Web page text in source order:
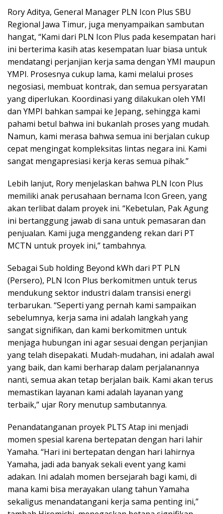
Rory Aditya, General Manager PLN Icon Plus SBU
Regional Jawa Timur, juga menyampaikan sambutan
hangat, “Kami dari PLN Icon Plus pada kesempatan hari
ini berterima kasih atas kesempatan luar biasa untuk
mendatangi perjanjian kerja sama dengan YMI maupun
YMPI. Prosesnya cukup lama, kami melalui proses
negosiasi, membuat kontrak, dan semua persyaratan
yang diperlukan. Koordinasi yang dilakukan oleh YMI
dan YMPI bahkan sampai ke Jepang, sehingga kami
pahami betul bahwa ini bukanlah proses yang mudah.
Namun, kami merasa bahwa semua ini berjalan cukup
cepat mengingat kompleksitas lintas negara ini. Kami
sangat mengapresiasi kerja keras semua pihak.”
Lebih lanjut, Rory menjelaskan bahwa PLN Icon Plus
memiliki anak perusahaan bernama Icon Green, yang
akan terlibat dalam proyek ini. “Kebetulan, Pak Agung
ini bertanggung jawab di sana untuk pemasaran dan
penjualan. Kami juga menggandeng rekan dari PT
MCTN untuk proyek ini,” tambahnya.
Sebagai Sub holding Beyond kWh dari PT PLN
(Persero), PLN Icon Plus berkomitmen untuk terus
mendukung sektor industri dalam transisi energi
terbarukan. “Seperti yang pernah kami sampaikan
sebelumnya, kerja sama ini adalah langkah yang
sangat signifikan, dan kami berkomitmen untuk
menjaga hubungan ini agar sesuai dengan perjanjian
yang telah disepakati. Mudah-mudahan, ini adalah awal
yang baik, dan kami berharap dalam perjalanannya
nanti, semua akan tetap berjalan baik. Kami akan terus
memastikan layanan kami adalah layanan yang
terbaik,” ujar Rory menutup sambutannya.
Penandatanganan proyek PLTS Atap ini menjadi
momen spesial karena bertepatan dengan hari lahir
Yamaha. “Hari ini bertepatan dengan hari lahirnya
Yamaha, jadi ada banyak sekali event yang kami
adakan. Ini adalah momen bersejarah bagi kami, di
mana kami bisa merayakan ulang tahun Yamaha
sekaligus menandatangani kerja sama penting ini,”